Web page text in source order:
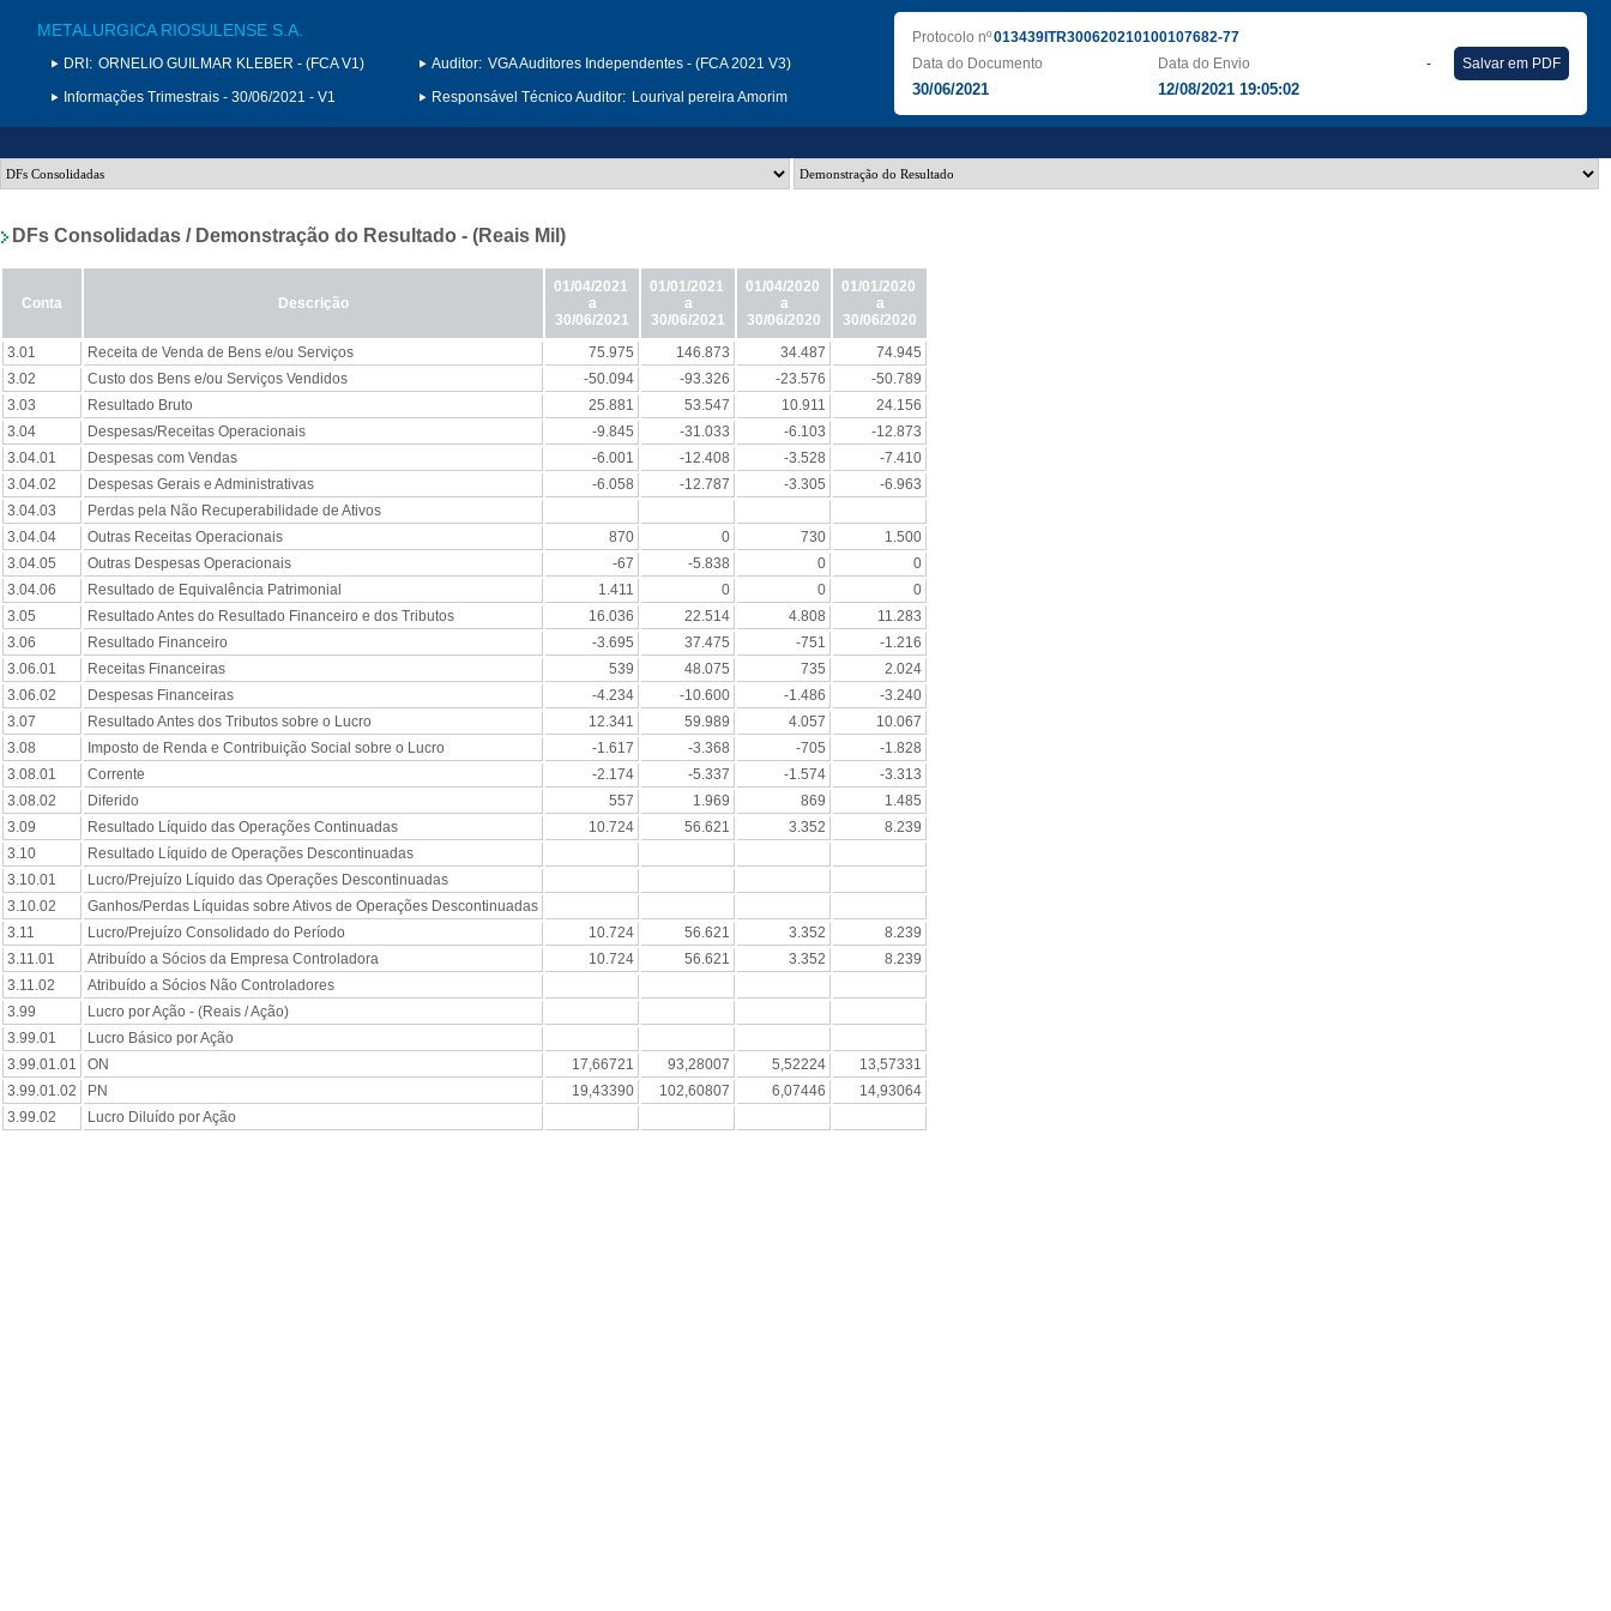
METALURGICA RIOSULENSE S.A.
DRI: ORNELIO GUILMAR KLEBER - (FCA V1)
Informações Trimestrais - 30/06/2021 - V1
Auditor: VGA Auditores Independentes - (FCA 2021 V3)
Responsável Técnico Auditor: Lourival pereira Amorim
Protocolo nº013439ITR300620210100107682-77
Data do Documento
30/06/2021
Data do Envio
12/08/2021 19:05:02
- Salvar em PDF